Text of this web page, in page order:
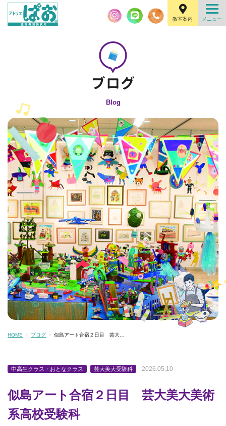
教室案内
Blog
HOME ブログ 似島アート合宿２日目 芸大…
中高生クラス・おとなクラス 芸大美大受験科 2026.05.10
似島アート合宿２日目 芸大美大美術
系高校受験科